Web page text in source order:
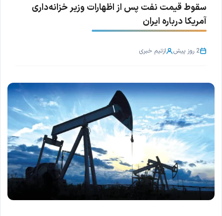
سقوط قیمت نفت پس از اظهارات وزیر خزانه‌داری
آمریکا درباره ایران
2 روز پیش ازتیم خبری